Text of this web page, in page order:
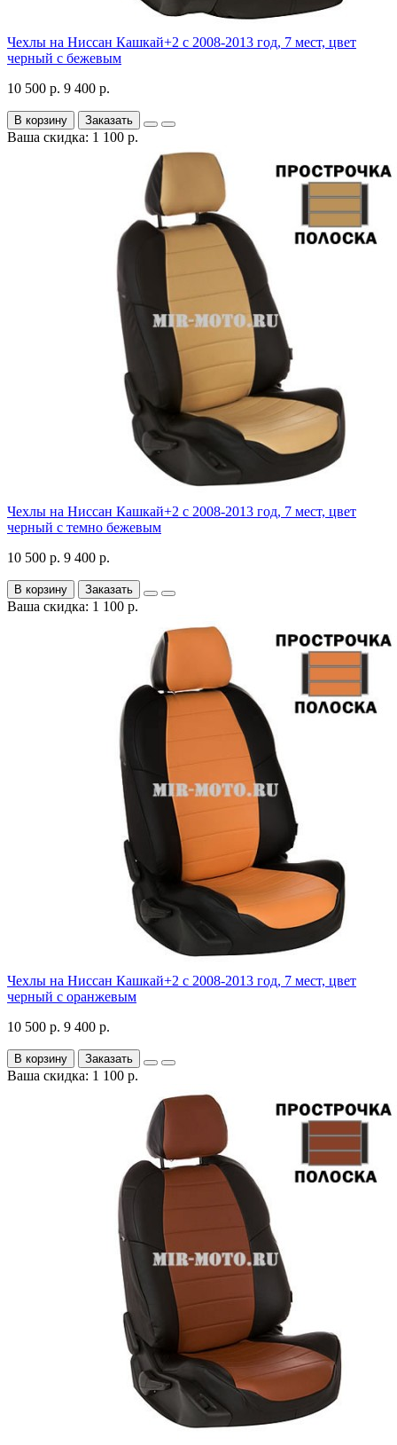
Чехлы на Ниссан Кашкай+2 с 2008-2013 год, 7 мест, цвет
черный с бежевым
10 500 р. 9 400 р.
В корзину Заказать
Ваша скидка: 1 100 р.
Чехлы на Ниссан Кашкай+2 с 2008-2013 год, 7 мест, цвет
черный с темно бежевым
10 500 р. 9 400 р.
В корзину Заказать
Ваша скидка: 1 100 р.
Чехлы на Ниссан Кашкай+2 с 2008-2013 год, 7 мест, цвет
черный с оранжевым
10 500 р. 9 400 р.
В корзину Заказать
Ваша скидка: 1 100 р.